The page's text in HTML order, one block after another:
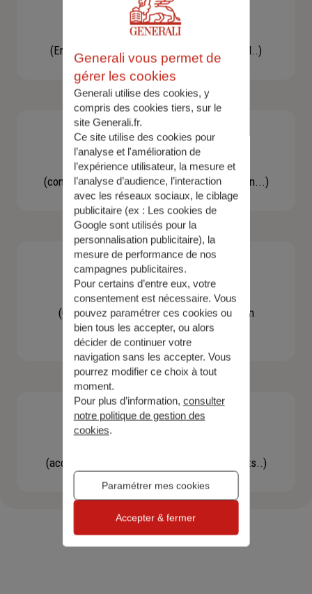
Besoin d'une assistance
(En cas d'accident, bris de glace, un conseil..)
Demande d'information
(concernant une actualité, une réglementation...)
Contacter un agent
(Obtenir un devis, une information, faire un
bilan...)
(accéder à l'espace client, gérer mes contrats..)
Generali vous permet de
gérer les cookies
Generali utilise des cookies, y
compris des cookies tiers, sur le
site Generali.fr.
Ce site utilise des cookies pour
l’analyse et l'amélioration de
l’expérience utilisateur, la mesure et
l’analyse d’audience, l’interaction
avec les réseaux sociaux, le ciblage
publicitaire (ex : Les cookies de
Google sont utilisés pour la
personnalisation publicitaire), la
mesure de performance de nos
campagnes publicitaires.
Pour certains d’entre eux, votre
consentement est nécessaire. Vous
pouvez paramétrer ces cookies ou
bien tous les accepter, ou alors
décider de continuer votre
navigation sans les accepter. Vous
pourrez modifier ce choix à tout
moment.
Pour plus d’information, consulter
notre politique de gestion des
cookies.
Paramétrer mes cookies
Accepter & fermer